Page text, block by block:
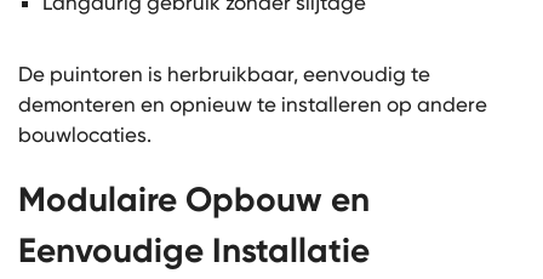
De puintoren is herbruikbaar, eenvoudig te
demonteren en opnieuw te installeren op andere
bouwlocaties.
Modulaire Opbouw en
Eenvoudige Installatie